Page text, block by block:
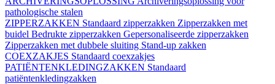
pathologische stalen
ZIPPERZAKKEN Standaard zipperzakken Zipperzakken met
buidel Bedrukte zipperzakken Gepersonaliseerde zipperzakken
Zipperzakken met dubbele sluiting Stand-up zakken
COEXZAKJES Standaard coexzakjes
PATIËNTENKLEDINGZAKKEN Standaard
patiëntenkledingzakken